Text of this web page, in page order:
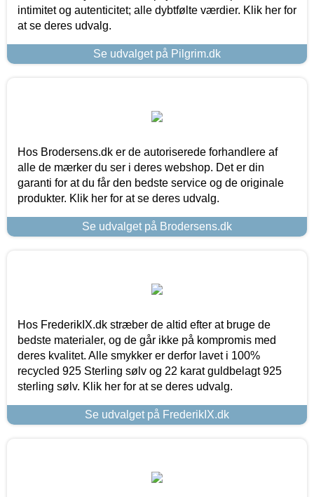
intimitet og autenticitet; alle dybtfølte værdier. Klik her for
at se deres udvalg.
Se udvalget på Pilgrim.dk
Hos Brodersens.dk er de autoriserede forhandlere af
alle de mærker du ser i deres webshop. Det er din
garanti for at du får den bedste service og de originale
produkter. Klik her for at se deres udvalg.
Se udvalget på Brodersens.dk
Hos FrederikIX.dk stræber de altid efter at bruge de
bedste materialer, og de går ikke på kompromis med
deres kvalitet. Alle smykker er derfor lavet i 100%
recycled 925 Sterling sølv og 22 karat guldbelagt 925
sterling sølv. Klik her for at se deres udvalg.
Se udvalget på FrederikIX.dk